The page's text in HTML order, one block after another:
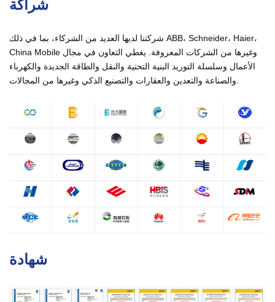
شراكة
شركتنا لديها العديد من الشركاء، بما في ذلك ABB، Schneider، Haier،
China Mobile وغيرها من الشركات المعروفة. يغطي التعاون في مجال
الأعمال وسلسلة التوريد البنية التحتية والنقل والطاقة الجديدة والكهرباء
شهادة